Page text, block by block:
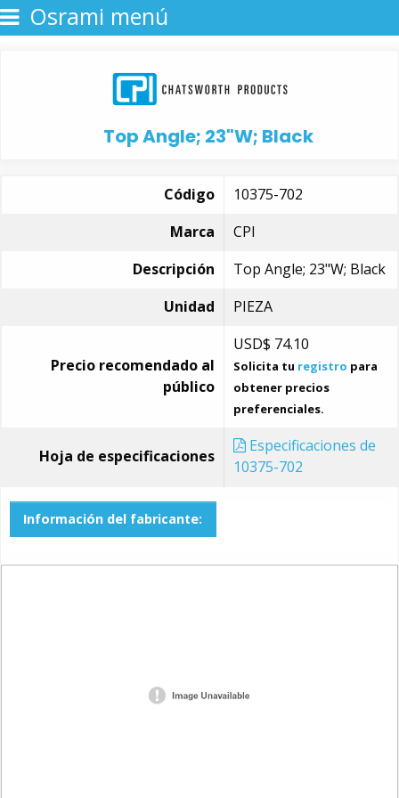
Osrami menú
Top Angle; 23"W; Black
Código
10375-702
Marca
CPI
Descripción
Top Angle; 23"W; Black
Unidad
PIEZA
Precio recomendado al
público
USD$ 74.10
Solicita tu registro para
obtener precios
preferenciales.
Hoja de especificaciones
Especificaciones de
10375-702
Información del fabricante: